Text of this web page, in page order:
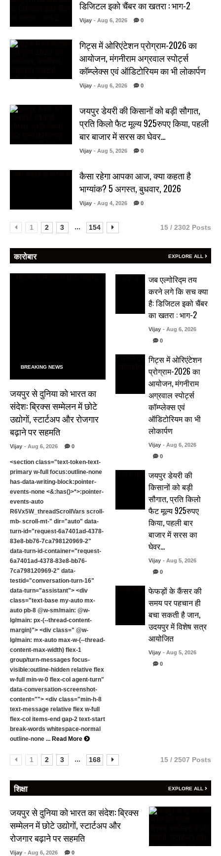
डिजिटल इको चैंबर का खतरा : भाग-2
Vijay - Aug 6, 2026 0
गिट्स में ओरिएंटेशन प्रोग्राम-2026 का
आयोजन, मंगनीराम अग्रवाल स्पोर्ट्स
कॉम्प्लेक्स एवं ऑडिटोरियम का भी लोकार्पण
Vijay - Aug 6, 2026 0
जयपुर डेयरी की किसानों को बड़ी सौगात,
प्रति किलो फैट मूल्य 925रुपए किया, पहली
बार बाजार में सरस का घेवर…
Vijay - Aug 5, 2026 0
कैसा रहेगा आपका आज, क्या कहता है
भाग्यांक? 5 अगस्त, बुधवार, 2026
Vijay - Aug 4, 2026 0
1 2 3 ... 154 15 / 2302 Posts
कारोबार EXPLORE ALL
BREAKING NEWS
जयपुर से दुनिया को भारत का
संदेश: ब्रिक्स सम्मेलन में छोटे
उद्योगों, स्टार्टअप और रोजगार
बढ़ाने पर सहमति
Vijay - Aug 6, 2026 0
<section class="text-token-text-
primary w-full focus:outline-none
has-data-writing-block:pointer-
events-none <&:has()>*>:pointer-
events-auto
R6Vx5W_threadScrollVars scroll-
mb- scroll-mt-" dir="auto" data-
turn-id="request-6a7401ad-4378-
83e8-bb76-7ca798120969-2"
data-turn-id-container="request-
6a7401ad-4378-83e8-bb76-
7ca798120969-2" data-
testid="conversation-turn-16"
data-turn="assistant"> <div
class="text-base my-auto mx-
auto pb-8 @w-sm/main: @w-
lg/main: px-(--thread-content-
margin)"> <div class=" @w-
lg/main: mx-auto max-w-(--thread-
content-max-width) flex-1
group/turn-messages focus-
visible:outline-hidden relative flex
w-full min-w-0 flex-col agent-turn"
data-conversation-screenshot-
content=""> <div class="min-h-8
text-message relative flex w-full
flex-col items-end gap-2 text-start
break-words whitespace-normal
outline-none ... Read More
जब एल्गोरिद्म तय
करने लगे कि सच क्या
है: डिजिटल इको चैंबर
का खतरा : भाग-2
Vijay - Aug 6, 2026
0
गिट्स में ओरिएंटेशन
प्रोग्राम-2026 का
आयोजन, मंगनीराम
अग्रवाल स्पोर्ट्स
कॉम्प्लेक्स एवं
ऑडिटोरियम का भी
लोकार्पण
Vijay - Aug 6, 2026
0
जयपुर डेयरी की
किसानों को बड़ी
सौगात, प्रति किलो
फैट मूल्य 925रुपए
किया, पहली बार
बाजार में सरस का
घेवर…
Vijay - Aug 5, 2026
0
फेफड़ों के कैंसर की
समय पर पहचान ही
बचा सकती है जान,
उदयपुर में विशेष सत्र
आयोजित
Vijay - Aug 5, 2026
0
1 2 3 ... 168 15 / 2507 Posts
शिक्षा EXPLORE ALL
जयपुर से दुनिया को भारत का संदेश: ब्रिक्स
सम्मेलन में छोटे उद्योगों, स्टार्टअप और
रोजगार बढ़ाने पर सहमति
Vijay - Aug 6, 2026 0